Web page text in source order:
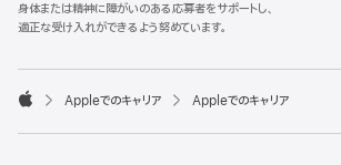
l
e
o
t
身体または精神に障がいのある応募者をサポートし、
適正な受け入れができるよう努めています。

p
Appleでのキャリア Appleでのキャリア